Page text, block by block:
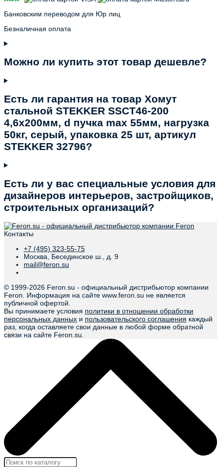
Банковским переводом для Юр лиц
Безналичная оплата
Можно ли купить этот товар дешевле?
Есть ли гарантия на товар Хомут
стальной STEKKER SSCT46-200
4,6х200мм, d пучка max 55мм, нагрузка
50кг, серый, упаковка 25 шт, артикул
STEKKER 32796?
Есть ли у вас специальные условия для
дизайнеров интерьеров, застройщиков,
строительных организаций?
Контакты
+7 (495) 323-55-75
Москва, Бесединское ш., д. 9
mail@feron.su
© 1999-2026 Feron.su - официальный дистрибьютор компании
Feron. Информация на сайте www.feron.su не является
публичной офертой.
Вы принимаете условия политики в отношении обработки
персональных данных и пользовательского соглашения каждый
раз, когда оставляете свои данные в любой форме обратной
связи на сайте Feron.su.